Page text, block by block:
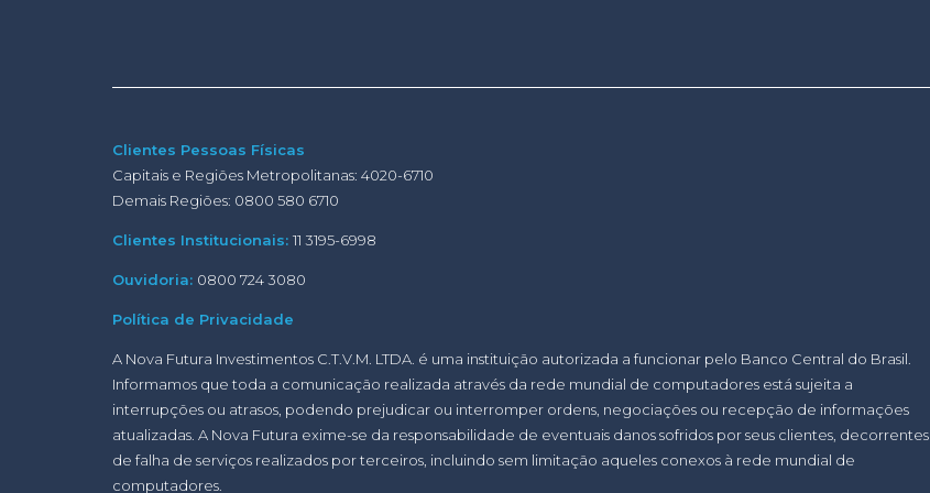
Clientes Pessoas Físicas
Capitais e Regiões Metropolitanas: 4020-6710
Demais Regiões: 0800 580 6710
Clientes Institucionais: 11 3195-6998
Ouvidoria: 0800 724 3080
Política de Privacidade
A Nova Futura Investimentos C.T.V.M. LTDA. é uma instituição autorizada a funcionar pelo Banco Central do Brasil.
Informamos que toda a comunicação realizada através da rede mundial de computadores está sujeita a
interrupções ou atrasos, podendo prejudicar ou interromper ordens, negociações ou recepção de informações
atualizadas. A Nova Futura exime-se da responsabilidade de eventuais danos sofridos por seus clientes, decorrentes
de falha de serviços realizados por terceiros, incluindo sem limitação aqueles conexos à rede mundial de
computadores.